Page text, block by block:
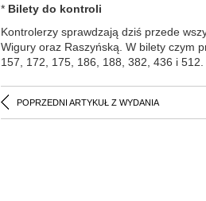
* Bilety do kontroli
Kontrolerzy sprawdzają dziś przede
Wigury oraz Raszyńską. W bilety czym
157, 172, 175, 186, 188, 382, 436 i
POPRZEDNI ARTYKUŁ Z WYDANIA